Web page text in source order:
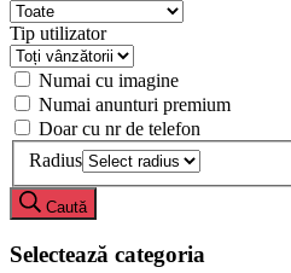
Tip utilizator
Numai cu imagine
Numai anunturi premium
Doar cu nr de telefon
Radius
Caută
Selectează categoria